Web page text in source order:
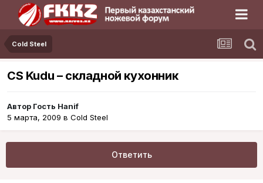
Cold Steel
CS Kudu – складной кухонник
Автор Гость Hanif
5 марта, 2009 в Cold Steel
Ответить